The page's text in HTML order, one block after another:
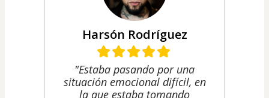
Harsón Rodríguez
"Estaba pasando por una
situación emocional difícil, en
la que estaba tomando